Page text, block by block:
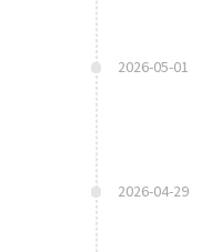
2026-05-01
2026-04-29